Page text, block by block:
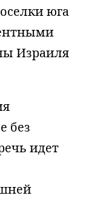
юга
Израиля
без
идет